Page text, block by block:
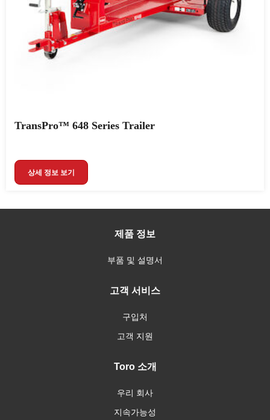
TransPro™ 648 Series Trailer
상세 정보 보기
제품 정보
부품 및 설명서
고객 서비스
구입처
고객 지원
Toro 소개
우리 회사
지속가능성